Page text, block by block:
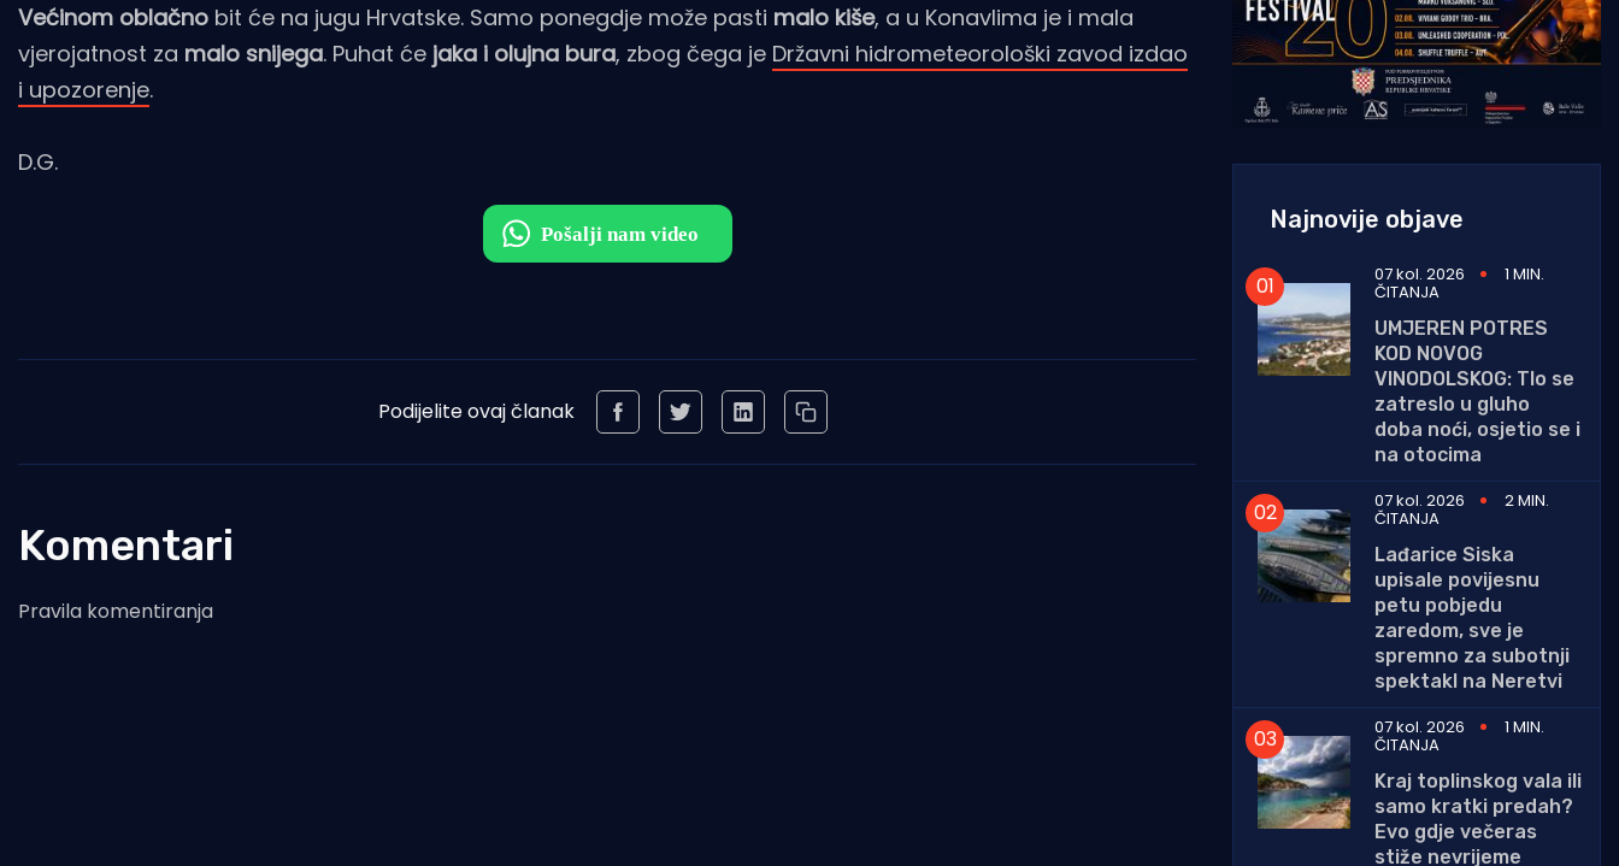
Većinom oblačno bit će na jugu Hrvatske. Samo ponegdje može pasti malo kiše, a u Konavlima je i mala
vjerojatnost za malo snijega. Puhat će jaka i olujna bura, zbog čega je Državni hidrometeorološki zavod izdao
i upozorenje.
D.G.
Podijelite ovaj članak
Komentari
Pravila komentiranja
Najnovije objave
07 kol. 2026 1 MIN.
ČITANJA
UMJEREN POTRES
KOD NOVOG
VINODOLSKOG: Tlo se
zatreslo u gluho
doba noći, osjetio se i
na otocima
07 kol. 2026
2 MIN.
ČITANJA
Lađarice Siska
upisale povijesnu
petu pobjedu
zaredom, sve je
spremno za subotnji
spektakl na Neretvi
07 kol. 2026
1 MIN.
ČITANJA
Kraj toplinskog vala ili
samo kratki predah?
Evo gdje večeras
stiže nevrijeme